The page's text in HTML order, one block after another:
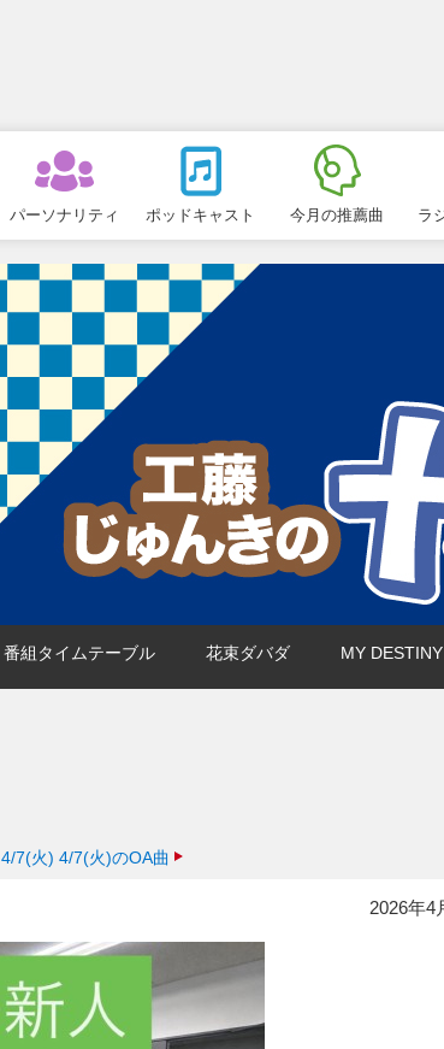
パーソナリティ ポッドキャスト 今月の推薦曲 ラ
番組タイムテーブル 花束ダバダ MY
4/7(火) 4/7(火)のOA曲
2026年4